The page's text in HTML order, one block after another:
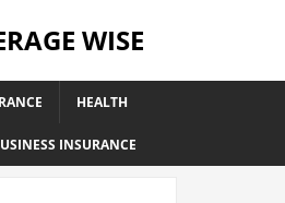
WISE
HEALTH
INSURANCE